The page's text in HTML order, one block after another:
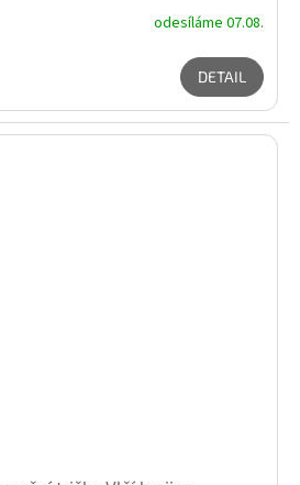
odesíláme 07.08.
DETAIL